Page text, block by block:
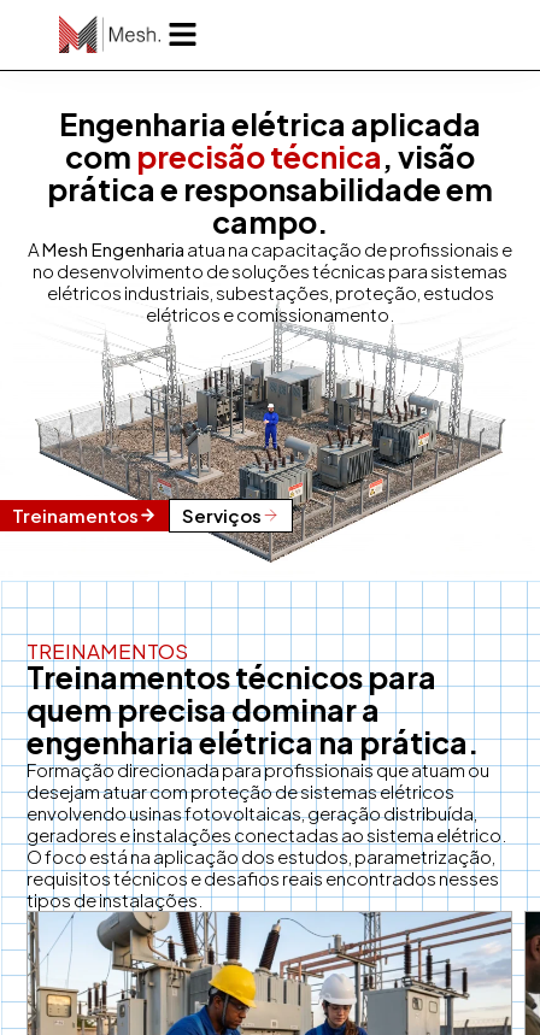
Engenharia elétrica aplicada
com precisão técnica, visão
prática e responsabilidade em
campo.
AMesh Engenharia atua na capacitação de profissionais e
no desenvolvimento de soluções técnicas para sistemas
elétricos industriais, subestações, proteção, estudos
elétricos e comissionamento.
Treinamentos Serviços
TREINAMENTOS
Treinamentos técnicos para
quem precisa dominar a
engenharia elétrica na prática.
Formação direcionada para profissionais que atuam ou
desejam atuar com proteção de sistemas elétricos
envolvendo usinas fotovoltaicas, geração distribuída,
geradores e instalações conectadas ao sistema elétrico.
O foco está na aplicação dos estudos, parametrização,
requisitos técnicos e desafios reais encontrados nesses
tipos de instalações.